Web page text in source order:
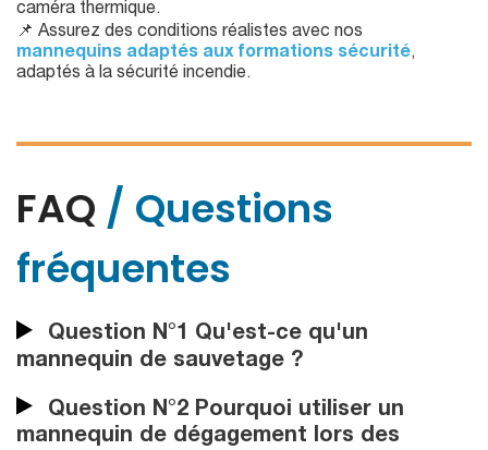
caméra thermique.
📌 Assurez des conditions réalistes avec nos
mannequins adaptés aux formations sécurité,
adaptés à la sécurité incendie.
FAQ / Questions
fréquentes
Question N°1 Qu'est-ce qu'un
mannequin de sauvetage ?
Question N°2 Pourquoi utiliser un
mannequin de dégagement lors des